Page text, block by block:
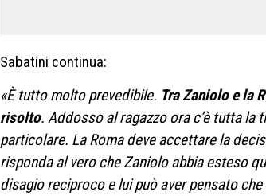
Sabatini continua:
«È tutto molto prevedibile. Tra Zaniolo e la
risolto. Addosso al ragazzo ora c’è tutta la
particolare. La Roma deve accettare la
risponda al vero che Zaniolo abbia esteso
disagio reciproco e lui può aver pensato